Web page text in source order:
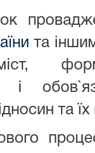
та
і
та їх